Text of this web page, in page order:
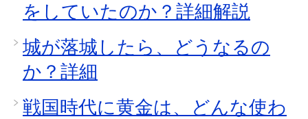
をしていたのか？詳細解説
城が落城したら、どうなるの
か？詳細
戦国時代に黄金は、どんな使わ